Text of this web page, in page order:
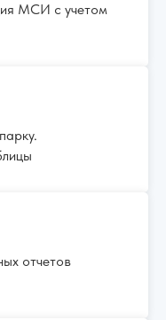
МСИ с учетом
отчетов